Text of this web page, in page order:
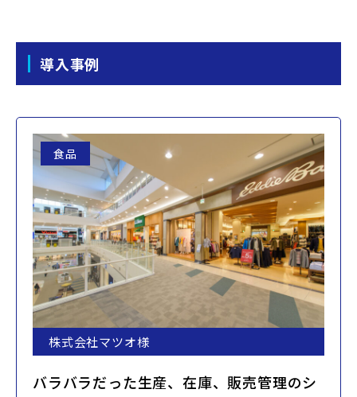
導入事例
食品
株式会社マツオ様
バラバラだった生産、在庫、販売管理のシ